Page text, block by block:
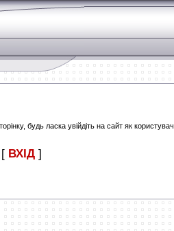
будь ласка увійдіть на сайт як користувач.
[ ВХІД]